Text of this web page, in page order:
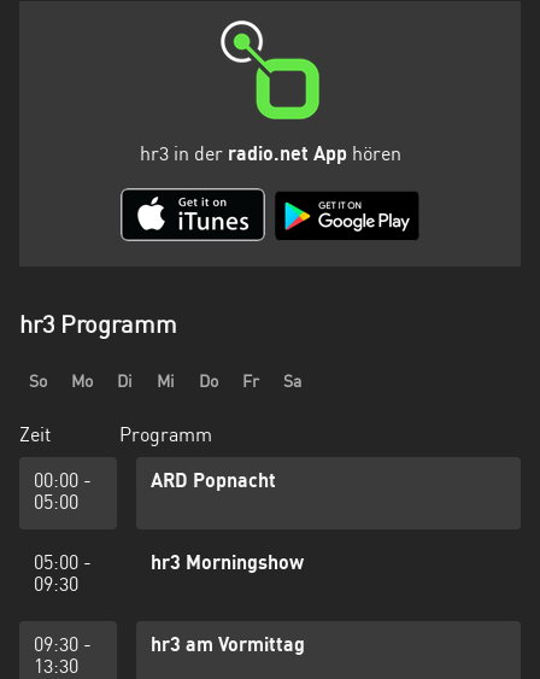
hr3 in der radio.net Apphören
hr3 Programm
So Mo Di Mi Do Fr Sa
Zeit Programm
00:00 -
05:00
ARD Popnacht
05:00 -
09:30
hr3 Morningshow
09:30 -
13:30
hr3 am Vormittag